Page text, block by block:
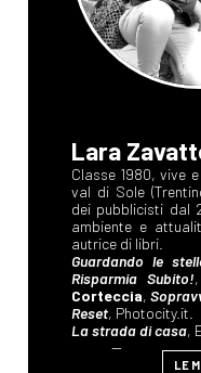
Lara
Classe 1980, vive
val di Sole
dei pubblicisti dal
ambiente e
autrice di libri.
Guardando le
Risparmia Subito!
Corteccia,
Reset, Photocity.it.
La strada di casa,
--
LE